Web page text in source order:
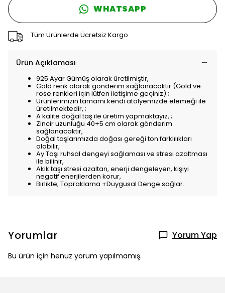
WHATSAPP
Tüm Ürünlerde Ücretsiz Kargo
Ürün Açıklaması
925 Ayar Gümüş olarak üretilmiştir,
Gold renk olarak gönderim sağlanacaktır (Gold ve
rose renkleri için lütfen iletişime geçiniz) ;
Ürünlerimizin tamamı kendi atölyemizde elemeği ile
üretilmektedir, ;
A kalite doğal taş ile üretim yapmaktayız, ;
Zincir uzunluğu 40+5 cm olarak gönderim
sağlanacaktır,
Doğal taşlarımızda doğası gereği ton farklılıkları
olabilir,
Ay Taşı ruhsal dengeyi sağlaması ve stresi azaltması
ile bilinir,
Akik taşı stresi azaltan, enerji dengeleyen, kişiyi
negatif enerjilerden korur,
Birlikte; Topraklama +Duygusal Denge sağlar.
Yorumlar Yorum Yap
Bu ürün için henüz yorum yapılmamış.